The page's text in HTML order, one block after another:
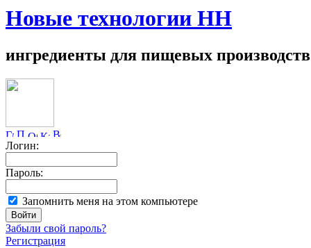
Новые технологии НН
ингредиенты для пищевых производств
Логин:
Пароль:
Запомнить меня на этом компьютере
Забыли свой пароль?
Регистрация